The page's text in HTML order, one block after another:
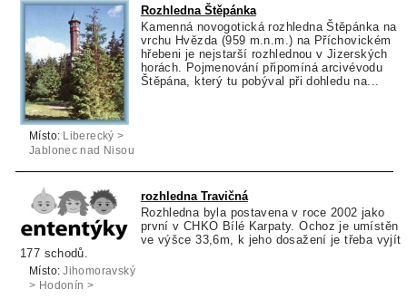
Rozhledna Štěpánka
Kamenná novogotická rozhledna Štěpánka na
vrchu Hvězda (959 m.n.m.) na Příchovickém
hřebeni je nejstarší rozhlednou v Jizerských
horách. Pojmenování připomíná arcivévodu
Štěpána, který tu pobýval při dohledu na...
Místo:
Liberecký >
Jablonec nad Nisou
rozhledna Travičná
Rozhledna byla postavena v roce 2002 jako
první v CHKO Bílé Karpaty. Ochoz je umístěn
ve výšce 33,6m, k jeho dosažení je třeba vyjít
177 schodů.
Místo: Jihomoravský
> Hodonín >